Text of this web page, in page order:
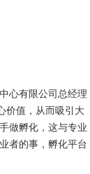
心有限公司总经理
价值，从而吸引大
做孵化，这与专业
者的事，孵化平台